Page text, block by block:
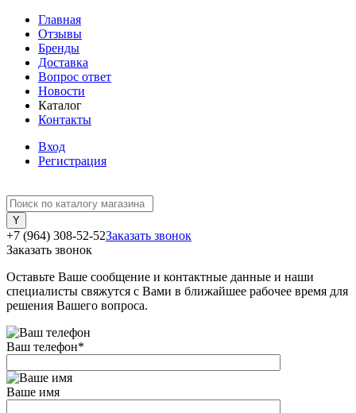
Главная
Отзывы
Бренды
Доставка
Вопрос ответ
Новости
Каталог
Контакты
Вход
Регистрация
+7 (964) 308-52-52Заказать звонок
Заказать звонок
Оставьте Ваше сообщение и контактные данные и наши
специалисты свяжутся с Вами в ближайшее рабочее время для
решения Вашего вопроса.
Ваш телефон*
Ваше имя